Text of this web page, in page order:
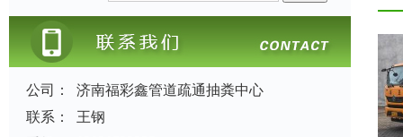
公司：
济南福彩鑫管道疏通抽粪中心
联系：
王钢